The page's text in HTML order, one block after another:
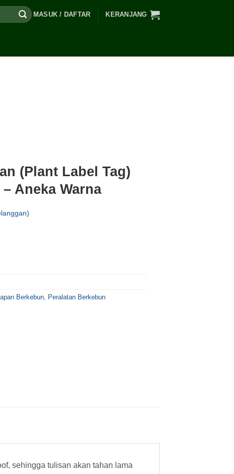
MASUK / DAFTAR KERANJANG
(Plant Label Tag)
Aneka Warna
Berkebun, Peralatan Berkebun
sehingga tulisan akan tahan lama